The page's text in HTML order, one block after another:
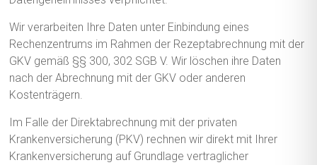
Wir verarbeiten Ihre Daten unter Einbindung eines
Rechenzentrums im Rahmen der Rezeptabrechnung mit der
GKV gemäß §§ 300, 302 SGB V. Wir löschen ihre Daten
nach der Abrechnung mit der GKV oder anderen
Kostenträgern.
Im Falle der Direktabrechnung mit der privaten
Krankenversicherung (PKV) rechnen wir direkt mit Ihrer
Krankenversicherung auf Grundlage vertraglicher